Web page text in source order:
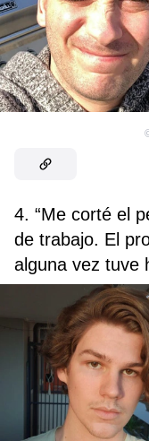
4. “Me corté el
de trabajo. El
alguna vez tuve